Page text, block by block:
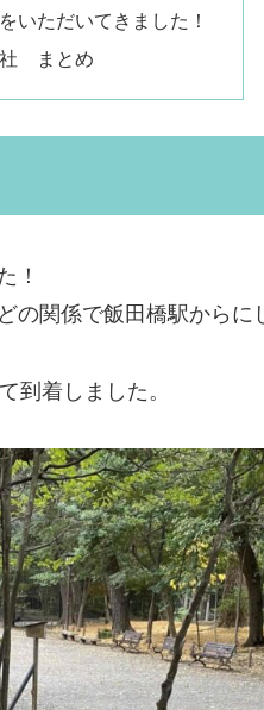
いただいてきました！
まとめ
！
関係で飯田橋駅からに
到着しました。